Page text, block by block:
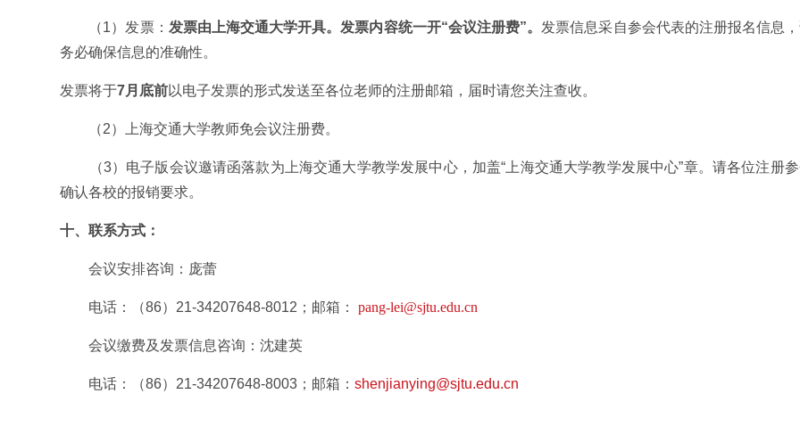
（1）发票： 发票由上海交通大学开具。发票内容统一开“会议注册费”。 发票信息采自参会代表的注册报名信息
务必确保信息的准确性。
发票将于7月底前以电子发票的形式发送至各位老师的注册邮箱，届时请您关注查收。
（2）上海交通大学教师免会议注册费。
（3）电子版会议邀请函落款为上海交通大学教学发展中心，加盖“上海交通大学教学发展中心”章。请各位注册
确认各校的报销要求。
十、联系方式：
会议安排咨询：庞蕾
电话：（86）21-34207648-8012；邮箱： pang-lei@sjtu.edu.cn
会议缴费及发票信息咨询：沈建英
电话：（86）21-34207648-8003；邮箱：shenjianying@sjtu.edu.cn